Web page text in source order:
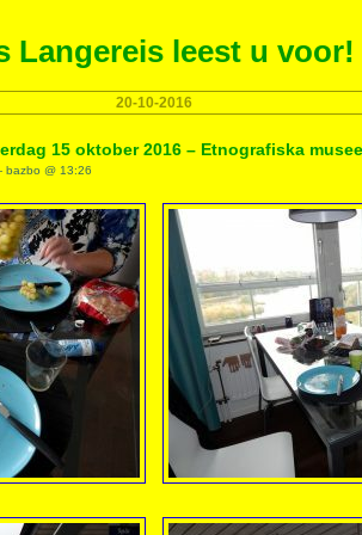
Langereis leest u voor!
20-10-2016
15 oktober 2016 – Etnografiska
@ 13:26